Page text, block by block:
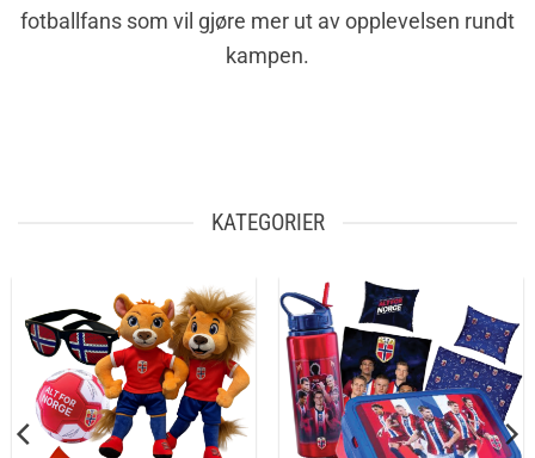
fotballfans som vil gjøre mer ut av opplevelsen rundt
kampen.
KATEGORIER